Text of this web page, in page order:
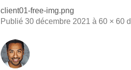
client01-free-img.png
Publié 30 décembre 2021 à 60 × 60